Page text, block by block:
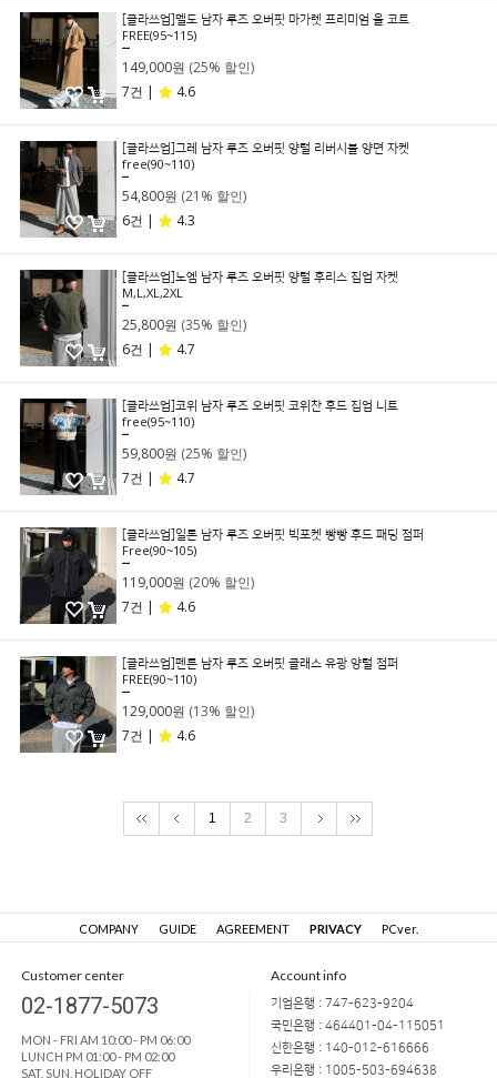
[클라쓰업]멜도 남자 루즈 오버핏 마가렛 프리미엄 울 코트
FREE(95~115)
149,000원 (25% 할인)
7건 |
4.6
[클라쓰업]그레 남자 루즈 오버핏 양털 리버시블 양면 자켓
free(90~110)
54,800원 (21% 할인)
6건 |
4.3
[클라쓰업]노엠 남자 루즈 오버핏 양털 후리스 집업 자켓
M,L,XL,2XL
25,800원 (35% 할인)
6건 |
4.7
[클라쓰업]코위 남자 루즈 오버핏 코위찬 후드 집업 니트
free(95~110)
59,800원 (25% 할인)
7건 |
4.7
[클라쓰업]일론 남자 루즈 오버핏 빅포켓 빵빵 후드 패딩 점퍼
Free(90~105)
119,000원 (20% 할인)
7건 |
4.6
[클라쓰업]펜튼 남자 루즈 오버핏 클래스 유광 양털 점퍼
FREE(90~110)
129,000원 (13% 할인)
7건 |
4.6
1 2 3
COMPANY GUIDE AGREEMENT PRIVACY PCver.
Customer center
02-1877-5073
MON - FRI AM 10:00 - PM 06:00
LUNCH PM 01:00 - PM 02:00
SAT, SUN, HOLIDAY OFF
Account info
기업은행 : 747-623-9204
국민은행 : 464401-04-115051
신한은행 : 140-012-616666
우리은행 : 1005-503-694638